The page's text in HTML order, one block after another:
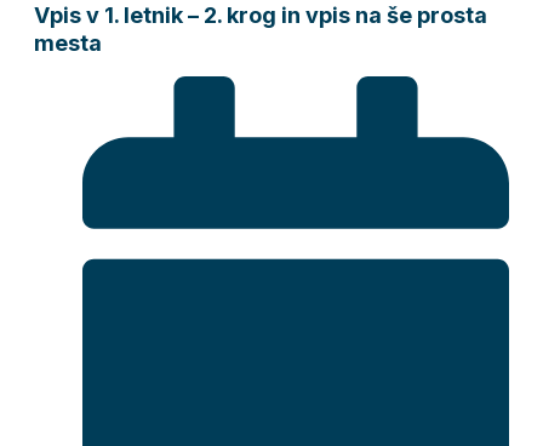
Vpis v 1. letnik – 2. krog in vpis na še prosta
mesta